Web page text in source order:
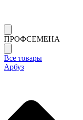
ПРОФСЕМЕНА
Все товары
Арбуз